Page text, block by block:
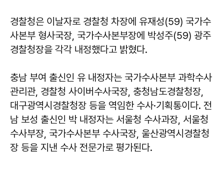
경찰청은 이날자로 경찰청 차장에 유재성(59) 국가수
사본부 형사국장, 국가수사본부장에 박성주(59) 광주
경찰청장을 각각 내정했다고 밝혔다.
충남 부여 출신인 유 내정자는 국가수사본부 과학수사
관리관, 경찰청 사이버수사국장, 충청남도경찰청장,
대구광역시경찰청장 등을 역임한 수사·기획통이다. 전
남 보성 출신인 박 내정자는 서울청 수사과장, 서울청
수사부장, 국가수사본부 수사국장, 울산광역시경찰청
장 등을 지낸 수사 전문가로 평가된다.